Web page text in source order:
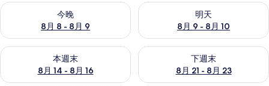
今晚
8月 8 - 8月 9
查看今晚 (8月 8 - 8月 9) 的供應情況
明天
8月 9 - 8月 10
查看明天 (8月 9 - 8月 10) 的供
本週末
8月 14 - 8月 16
查看本週末 (8月 14 - 8月 16) 的供應情況
下週末
8月 21 - 8月 23
查看下週末 (8月 21 - 8月 23)